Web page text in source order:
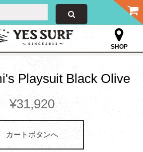
SHOP
Playsuit Black Olive
¥31,920
カートボタンへ